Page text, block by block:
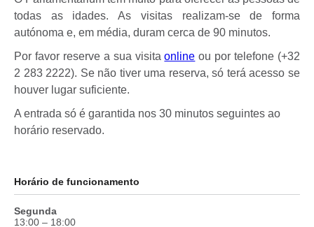
todas as idades. As visitas realizam-se de forma
autónoma e, em média, duram cerca de 90 minutos.
Por favor reserve a sua visitaonline ou por telefone (+32
2 283 2222). Se não tiver uma reserva, só terá acesso se
houver lugar suficiente.
A entrada só é garantida nos 30 minutos seguintes ao
horário reservado.
Horário de funcionamento
Segunda
13:00 – 18:00